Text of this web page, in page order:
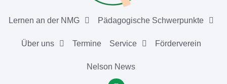
Lernen an der NMG Pädagogische Schwerpunkte
Über uns Termine Service Förderverein
Nelson News